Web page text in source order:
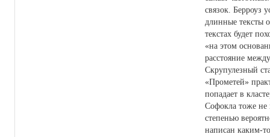
связок. Берроуз
длинные тексты
текстах будет
«на этом
расстояние
Скрупулезный
«Прометей»
попадает в
Софокла тоже не
степенью
написан каким-